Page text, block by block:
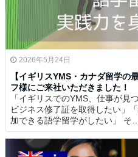
2026年5月24日
【イギリスYMS・カナダ留学
フ様にご来社いただきました！
「イギリスでのYMS、仕事が見
ビジネス修了証を取得したい」
加できる語学留学がしたい」 そ…